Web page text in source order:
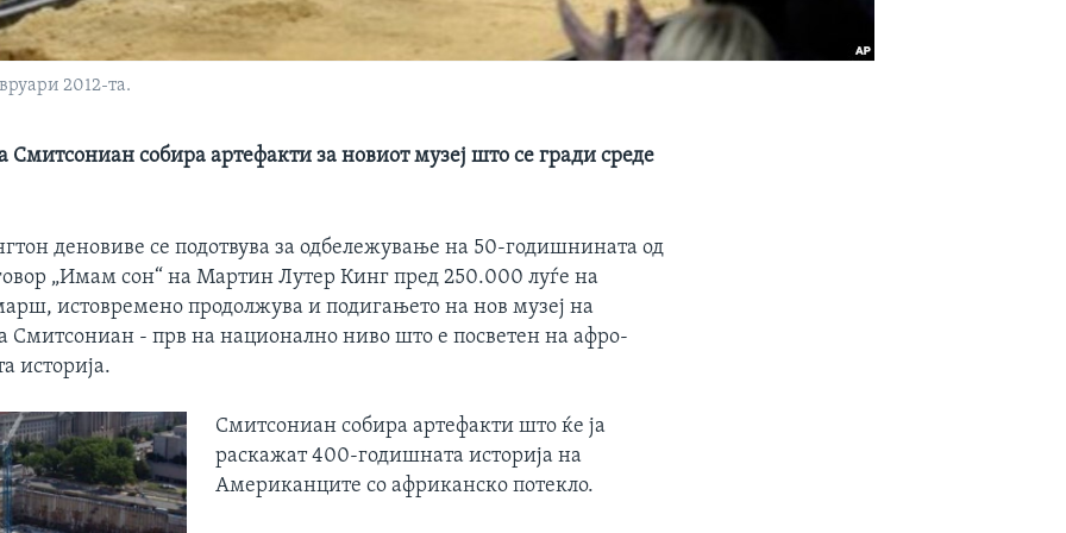
2012-та.
Смитсониан собира артефакти за новиот музеј што се гради среде
деновиве се подотвува за одбележување на 50-годишнината од
„Имам сон“ на Мартин Лутер Кинг пред 250.000 луѓе на
истовремено продолжува и подигањето на нов музеј на
Смитсониан - прв на национално ниво што е посветен на афро-
историја.
Смитсониан собира артефакти што ќе ја
раскажат 400-годишната историја на
Американците со африканско потекло.